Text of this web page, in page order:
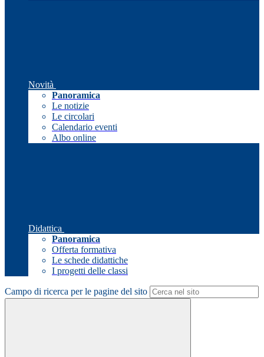
Novità
Panoramica
Le notizie
Le circolari
Calendario eventi
Albo online
Didattica
Panoramica
Offerta formativa
Le schede didattiche
I progetti delle classi
Campo di ricerca per le pagine del sito